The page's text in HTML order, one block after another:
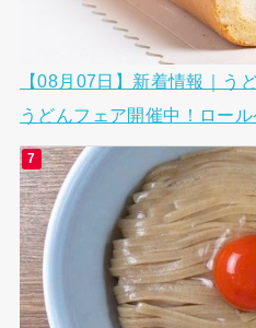
【08月07日】新着情報｜う
うどんフェア開催中！ロー